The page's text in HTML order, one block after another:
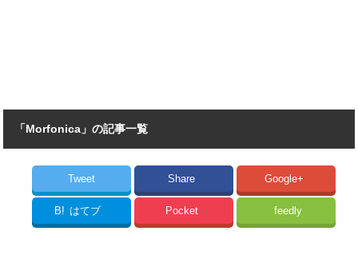
「Morfonica」の記事一覧
Tweet Share Google+
B! はてブ Pocket feedly